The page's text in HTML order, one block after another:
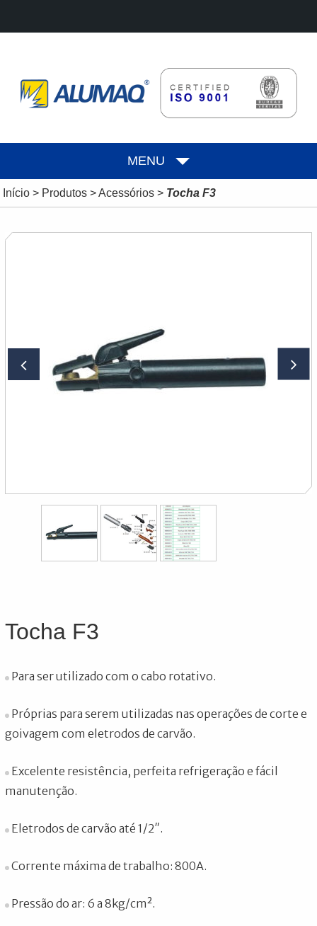
MENU
Início> Produtos>Acessórios> Tocha F3
Tocha F3
Para ser utilizado com o cabo rotativo.
Próprias para serem utilizadas nas operações de corte e
goivagem com eletrodos de carvão.
Excelente resistência, perfeita refrigeração e fácil
manutenção.
Eletrodos de carvão até 1/2″.
Corrente máxima de trabalho: 800A.
Pressão do ar: 6 a 8kg/cm².